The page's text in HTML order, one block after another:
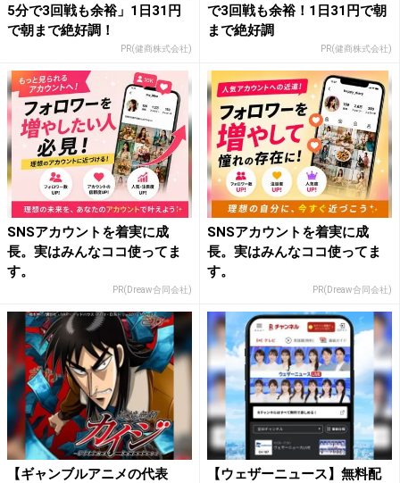
5分で3回戦も余裕」1日31円
で朝まで絶好調！
PR(健商株式会社)
で3回戦も余裕！1日31円で朝
まで絶好調
PR(健商株式会社)
SNSアカウントを着実に成
長。実はみんなココ使ってま
す。
PR(Dreaw合同会社)
SNSアカウントを着実に成
長。実はみんなココ使ってま
す。
PR(Dreaw合同会社)
【ギャンブルアニメの代表
【ウェザーニュース】無料配